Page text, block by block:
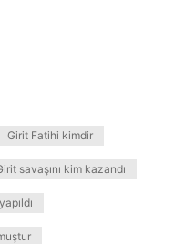
Girit Fatihi kimdir
savaşını kim kazandı